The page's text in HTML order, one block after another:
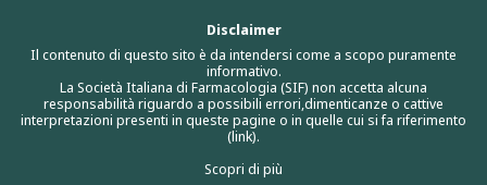
Disclaimer
Il contenuto di questo sito è da intendersi come a scopo puramente
informativo.
La Società Italiana di Farmacologia (SIF) non accetta alcuna
responsabilità riguardo a possibili errori,dimenticanze o cattive
interpretazioni presenti in queste pagine o in quelle cui si fa riferimento
(link).
Scopri di più